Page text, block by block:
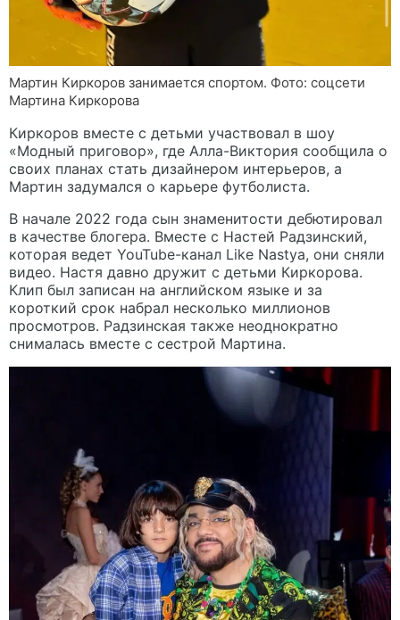
Мартин Киркоров занимается спортом. Фото: соцсети
Мартина Киркорова
Киркоров вместе с детьми участвовал в шоу
«Модный приговор», где Алла-Виктория сообщила о
своих планах стать дизайнером интерьеров, а
Мартин задумался о карьере футболиста.
В начале 2022 года сын знаменитости дебютировал
в качестве блогера. Вместе с Настей Радзинский,
которая ведет YouTube-канал Like Nastya, они сняли
видео. Настя давно дружит с детьми Киркорова.
Клип был записан на английском языке и за
короткий срок набрал несколько миллионов
просмотров. Радзинская также неоднократно
снималась вместе с сестрой Мартина.